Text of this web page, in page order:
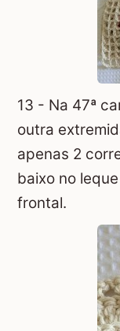
13 - Na 47ª
outra
apenas 2
baixo no
frontal.